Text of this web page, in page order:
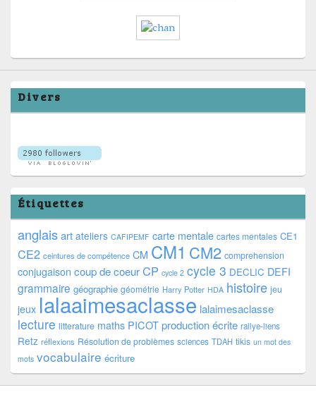
Divers
Étiquettes
anglaisart ateliers CAFIPEMF carte mentale cartes mentales CE1
CE2 ceintures de compétence CM CM1 CM2 comprehension
conjugaison coup de coeurCP cycle 2 cycle 3 DECLIC DEFI
grammaire géographie géométrie Harry Potter HDA histoire jeu
jeux lalaaimesaclasse lalaimesaclasse
lecture litterature maths PICOTproduction écrite rallye-liens
Retz réflexions Résolution de problèmes sciences TDAH tikis un mot des
mots vocabulaire écriture